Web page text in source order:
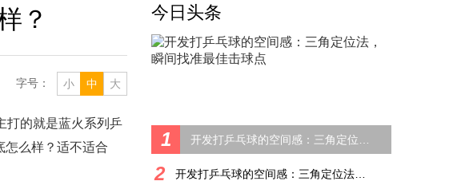
？
小 中 大
字号：
打的就是蓝火系列乒
怎么样？适不适合
今日头条
1
2